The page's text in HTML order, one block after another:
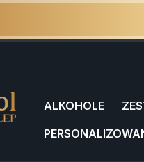
ALKOHOLE